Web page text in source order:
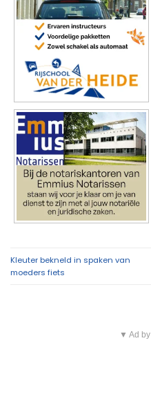
Kleuter bekneld in spaken van
moeders fiets
▼ Ad